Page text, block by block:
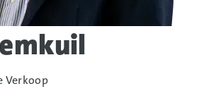
Verkoop